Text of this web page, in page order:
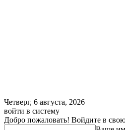
Четверг, 6 августа, 2026
войти в систему
Добро пожаловать! Войдите в